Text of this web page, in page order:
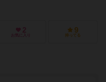
2
お気に入り
9
持ってる